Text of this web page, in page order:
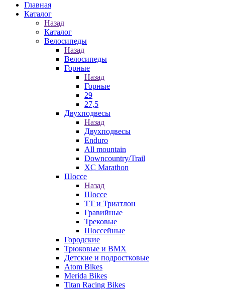
Главная
Каталог
Назад
Каталог
Велосипеды
Назад
Велосипеды
Горные
Назад
Горные
29
27,5
Двухподвесы
Назад
Двухподвесы
Enduro
All mountain
Downcountry/Trail
XC Marathon
Шоссе
Назад
Шоссе
ТТ и Триатлон
Гравийные
Трековые
Шоссейные
Городские
Трюковые и BMX
Детские и подростковые
Atom Bikes
Merida Bikes
Titan Racing Bikes